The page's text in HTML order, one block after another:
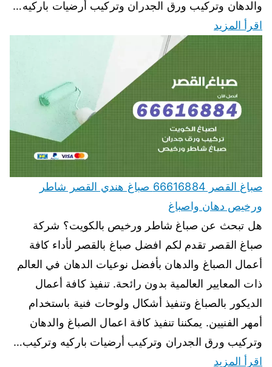
والدهان وتركيب ورق الجدران وتركيب أرضيات باركيه…
اقرأ المزيد
صباغ القصر 66616884 صباغ هندي القصر شاطر
ورخيص دهان واصباغ
هل تبحث عن صباغ شاطر ورخيص بالكويت؟ شركة
صباغ القصر تقدم لكم افضل صباغ بالقصر لأداء كافة
أعمال الصباغ والدهان بأفضل نوعيات الدهان في العالم
ذات المعايير العالمية بدون رائحة. تنفيذ كافة أعمال
الديكور بالصباغ وتنفيذ أشكال ولوحات فنية باستخدام
أمهر الفنيين. يمكننا تنفيذ كافة اعمال الصباغ والدهان
وتركيب ورق الجدران وتركيب أرضيات باركيه وتركيب…
اقرأ المزيد